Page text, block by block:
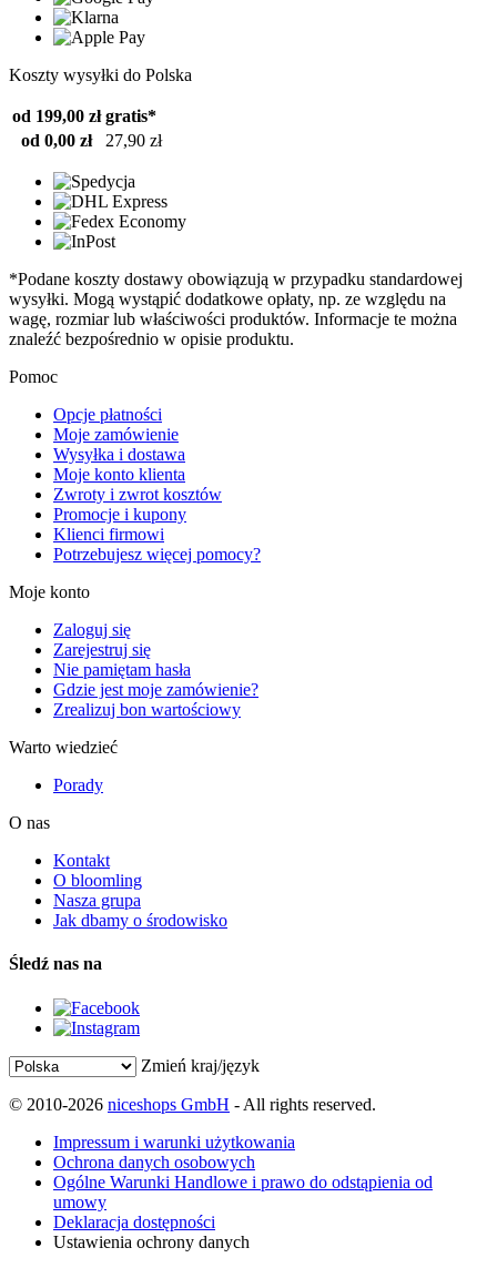
Koszty wysyłki do Polska
od 199,00 zł gratis*
od 0,00 zł
27,90 zł
*Podane koszty dostawy obowiązują w przypadku standardowej
wysyłki. Mogą wystąpić dodatkowe opłaty, np. ze względu na
wagę, rozmiar lub właściwości produktów. Informacje te można
znaleźć bezpośrednio w opisie produktu.
Pomoc
Opcje płatności
Moje zamówienie
Wysyłka i dostawa
Moje konto klienta
Zwroty i zwrot kosztów
Promocje i kupony
Klienci firmowi
Potrzebujesz więcej pomocy?
Moje konto
Zaloguj się
Zarejestruj się
Nie pamiętam hasła
Gdzie jest moje zamówienie?
Zrealizuj bon wartościowy
Warto wiedzieć
Porady
O nas
Kontakt
O bloomling
Nasza grupa
Jak dbamy o środowisko
Śledź nas na
Zmień kraj/język
© 2010-2026 niceshops GmbH - All rights reserved.
Impressum i warunki użytkowania
Ochrona danych osobowych
Ogólne Warunki Handlowe i prawo do odstąpienia od
umowy
Deklaracja dostępności
Ustawienia ochrony danych